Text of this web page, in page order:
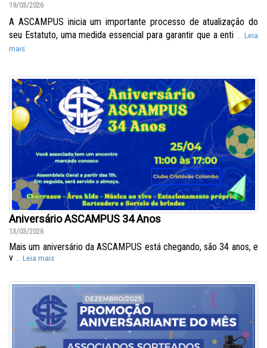
19/03/2026
A ASCAMPUS inicia um importante processo de atualização do
seu Estatuto, uma medida essencial para garantir que a enti
... Leia
mais
Aniversário ASCAMPUS 34 Anos
13/03/2026
Mais um aniversário da ASCAMPUS está chegando, são 34 anos, e
v
... Leia mais